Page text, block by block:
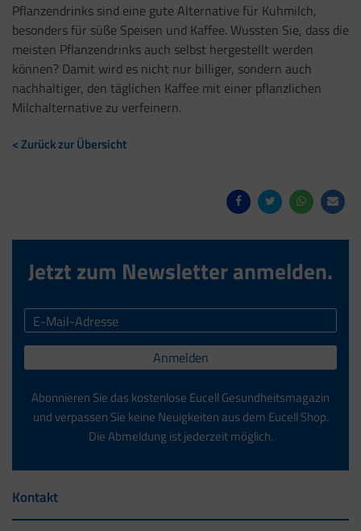
Pflanzendrinks sind eine gute Alternative für Kuhmilch,
besonders für süße Speisen und Kaffee. Wussten Sie, dass die
meisten Pflanzendrinks auch selbst hergestellt werden
können? Damit wird es nicht nur billiger, sondern auch
nachhaltiger, den täglichen Kaffee mit einer pflanzlichen
Milchalternative zu verfeinern.
< Zurück zur Übersicht
Jetzt zum Newsletter anmelden.
Anmelden
Abonnieren Sie das kostenlose Eucell Gesundheitsmagazin
und verpassen Sie keine Neuigkeiten aus dem Eucell Shop.
Die Abmeldung ist jederzeit möglich.
Kontakt